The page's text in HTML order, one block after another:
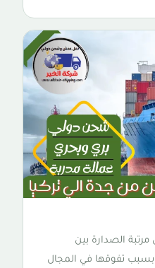
الصدارة بين
بسبب تفوقها في المجال